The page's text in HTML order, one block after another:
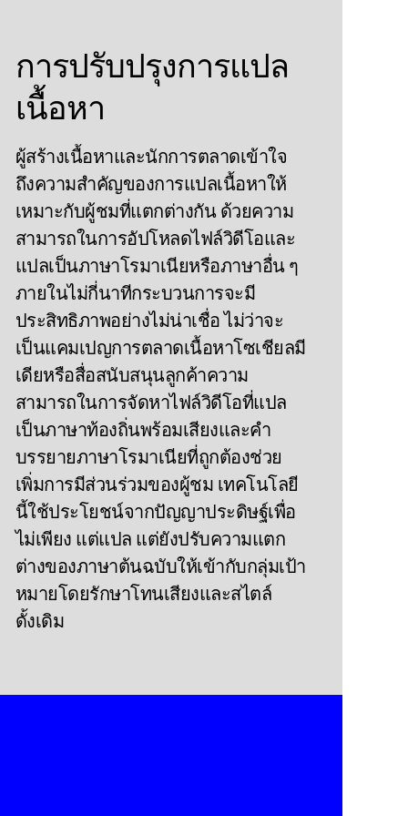
การปรับปรุงการแปล
เนื้อหา
ผู้สร้างเนื้อหาและนักการตลาดเข้าใจ
ถึงความสําคัญของการแปลเนื้อหาให้
เหมาะกับผู้ชมที่แตกต่างกัน ด้วยความ
สามารถในการอัปโหลดไฟล์วิดีโอและ
แปลเป็นภาษาโรมาเนียหรือภาษาอื่น ๆ
ภายในไม่กี่นาทีกระบวนการจะมี
ประสิทธิภาพอย่างไม่น่าเชื่อ ไม่ว่าจะ
เป็นแคมเปญการตลาดเนื้อหาโซเชียลมี
เดียหรือสื่อสนับสนุนลูกค้าความ
สามารถในการจัดหาไฟล์วิดีโอที่แปล
เป็นภาษาท้องถิ่นพร้อมเสียงและคํา
บรรยายภาษาโรมาเนียที่ถูกต้องช่วย
เพิ่มการมีส่วนร่วมของผู้ชม เทคโนโลยี
นี้ใช้ประโยชน์จากปัญญาประดิษฐ์เพื่อ
ไม่เพียง แต่แปล แต่ยังปรับความแตก
ต่างของภาษาต้นฉบับให้เข้ากับกลุ่มเป้า
หมายโดยรักษาโทนเสียงและสไตล์
ดั้งเดิม